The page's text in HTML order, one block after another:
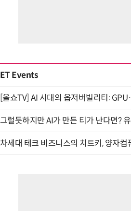
ET Events
[올쇼TV] AI 시대의 옵저버빌리티:
그럴듯하지만 AI가 만든 티가 난다면?
차세대 테크 비즈니스의 치트키, 양자